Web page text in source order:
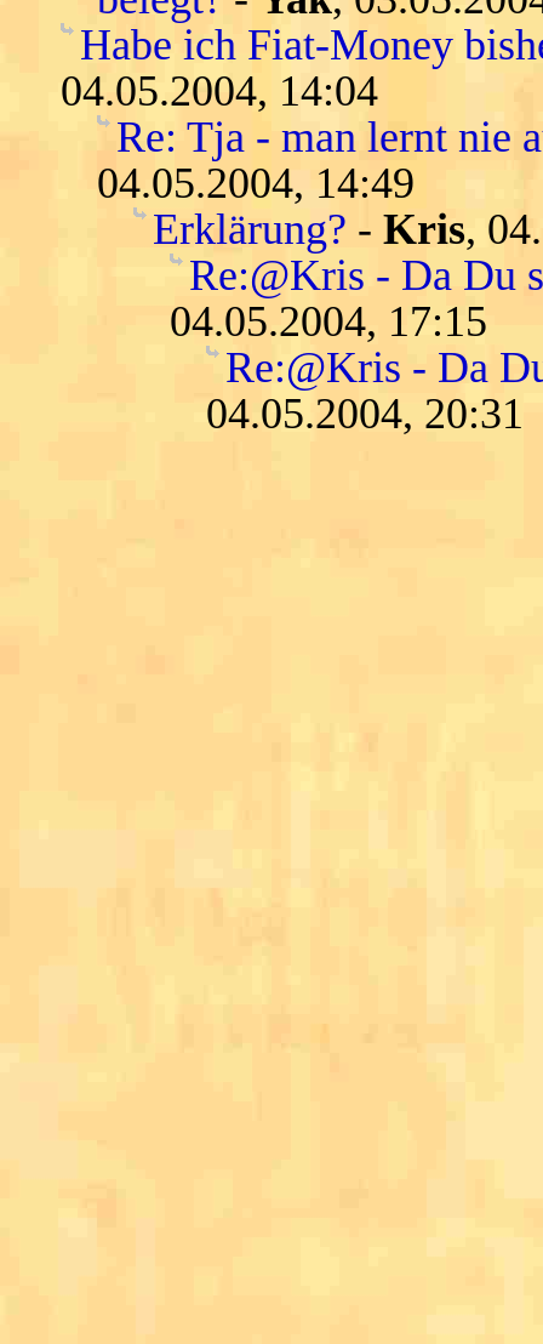
Habe ich Fiat-Money
04.05.2004, 14:04
Re: Tja - man lernt nie
04.05.2004, 14:49
Erklärung? - Kris,
Re:@Kris - Da Du
04.05.2004, 17:15
Re:@Kris - Da
04.05.2004, 20:31